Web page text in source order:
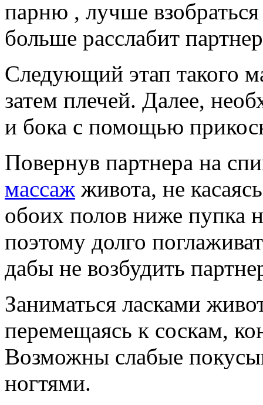
парню , лучше взобраться
больше расслабит
Следующий этап такого
затем плечей. Далее,
и бока с помощью
Повернув партнера на
массаж живота, не
обоих полов ниже пупка
поэтому долго
дабы не возбудить
Заниматься ласками
перемещаясь к соскам,
Возможны слабые
ногтями.